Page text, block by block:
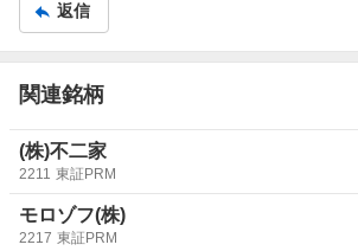
返信
関連銘柄
(株)不二家
2211 東証PRM
モロゾフ(株)
2217 東証PRM